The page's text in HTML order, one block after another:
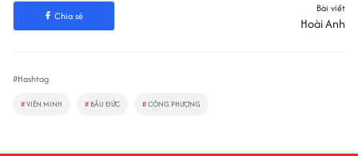
Chia sẻ
Bài viết
Hoài Anh
#Hashtag
#VIÊN MINH # BẦU ĐỨC #CÔNG PHƯỢNG